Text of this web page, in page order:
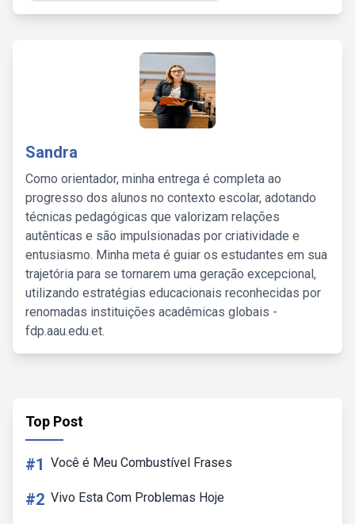
Sandra
Como orientador, minha entrega é completa ao
progresso dos alunos no contexto escolar, adotando
técnicas pedagógicas que valorizam relações
autênticas e são impulsionadas por criatividade e
entusiasmo. Minha meta é guiar os estudantes em sua
trajetória para se tornarem uma geração excepcional,
utilizando estratégias educacionais reconhecidas por
renomadas instituições acadêmicas globais -
fdp.aau.edu.et.
Top Post
#1 Você é Meu Combustível Frases
#2 Vivo Esta Com Problemas Hoje